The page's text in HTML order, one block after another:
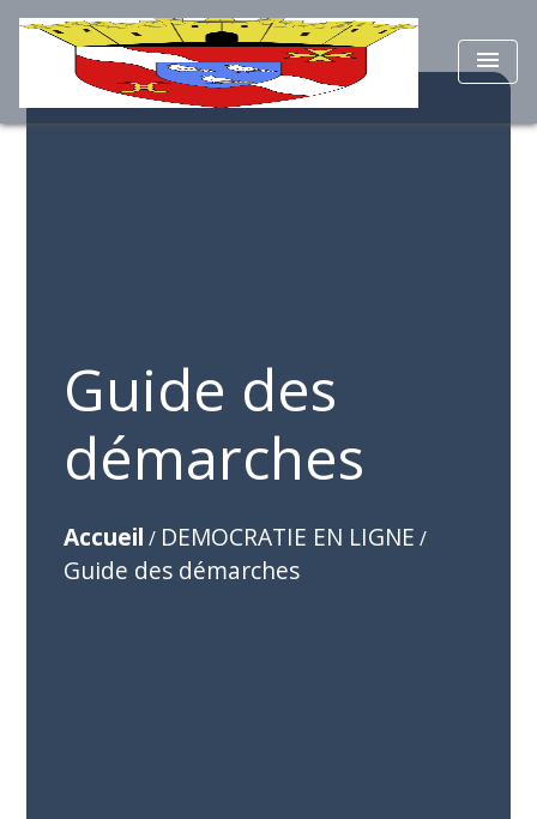
menu
Guide des
démarches
Accueil / DEMOCRATIE EN LIGNE /
Guide des démarches